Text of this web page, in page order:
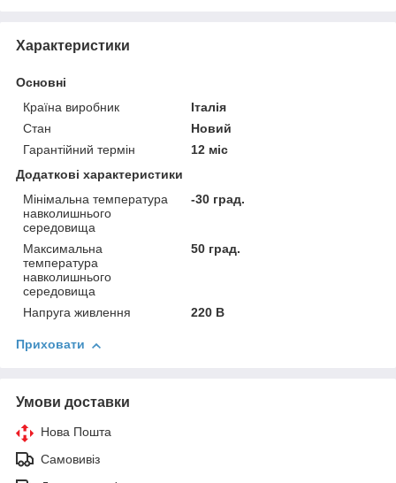
Характеристики
Основні
Країна виробник
Італія
Стан
Новий
Гарантійний термін
12 міс
Додаткові характеристики
Мінімальна температура
навколишнього
середовища
-30 град.
Максимальна
температура
навколишнього
середовища
50 град.
Напруга живлення 220 В
Приховати
Умови доставки
Нова Пошта
Самовивіз